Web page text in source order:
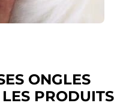
ONGLES
PRODUITS